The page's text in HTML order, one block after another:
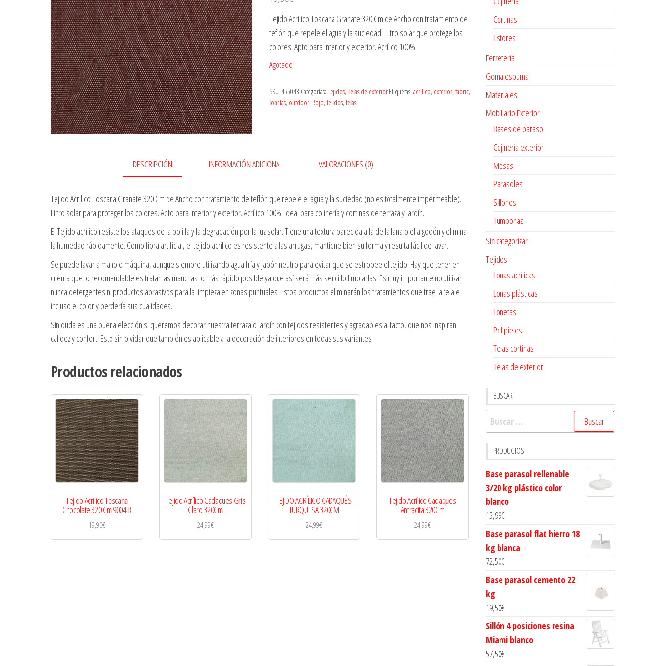
Tejido Acrilico Toscana Granate 320 Cm de Ancho con tratamiento de
teflón que repele el agua y la suciedad. Filtro solar que protege los
colores. Apto para interior y exterior. Acrílico 100%.
Agotado
SKU: 455043 Categorías: Tejidos, Telas de exterior Etiquetas: acrilico, exterior, fabric,
lonetas, outdoor, Rojo, tejidos, telas
DESCRIPCIÓN INFORMACIÓN ADICIONAL VALORACIONES (0)
Tejido Acrilico Toscana Granate 320 Cm de Ancho con tratamiento de teflón que repele el agua y la suciedad (no es totalmente impermeable).
Filtro solar para proteger los colores. Apto para interior y exterior. Acrílico 100%. Ideal para cojinería y cortinas de terraza y jardín.
El Tejido acrílico resiste los ataques de la polilla y la degradación por la luz solar. Tiene una textura parecida a la de la lana o el algodón y elimina
la humedad rápidamente. Como fibra artificial, el tejido acrílico es resistente a las arrugas, mantiene bien su forma y resulta fácil de lavar.
Se puede lavar a mano o máquina, aunque siempre utilizando agua fría y jabón neutro para evitar que se estropee el tejido. Hay que tener en
cuenta que lo recomendable es tratar las manchas lo más rápido posible ya que así será más sencillo limpiarlas. Es muy importante no utilizar
nunca detergentes ni productos abrasivos para la limpieza en zonas puntuales. Estos productos eliminarán los tratamientos que trae la tela e
incluso el color y perdería sus cualidades.
Sin duda es una buena elección si queremos decorar nuestra terraza o jardín con tejidos resistentes y agradables al tacto, que nos inspiran
calidez y confort. Esto sin olvidar que también es aplicable a la decoración de interiores en todas sus variantes
Productos relacionados
Tejido Acrilico Toscana
Chocolate 320 Cm 9004 B
19,90€
Tejido Acrílico Cadaques Gris
Claro 320Cm
24,99€
TEJIDO ACRÍLICO CADAQUÉS
TURQUESA 320CM
24,99€
Tejido Acrílico Cadaques
Antracita 320Cm
24,99€
Cortinas
Estores
Ferretería
Goma espuma
Materiales
Mobiliario Exterior
Bases de parasol
Cojinería exterior
Mesas
Parasoles
Sillones
Tumbonas
Sin categorizar
Tejidos
Lonas acrílicas
Lonas plásticas
Lonetas
Polipieles
Telas cortinas
Telas de exterior
BUSCAR
Buscar:
PRODUCTOS
Base parasol rellenable
3/20 kg plástico color
blanco
15,99€
Base parasol flat hierro 18
kg blanca
72,50€
Base parasol cemento 22
kg
19,50€
Sillón 4 posiciones resina
Miami blanco
57,50€